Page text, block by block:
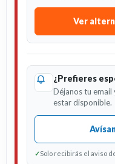
Ver
¿Prefieres
Déjanos tu email
estar disponible.
✓Solo recibirás el aviso